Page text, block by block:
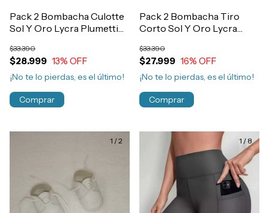
Pack 2 Bombacha Culotte
Sol Y Oro Lycra Plumetti
$28.999
$33.390
13% OFF
¡No te lo pierdas, es el último!
Comprar
Pack 2 Bombacha Tiro
Corto Sol Y Oro Lycra
Art.43232
$27.999
$33.390
16% OFF
¡No te lo pierdas, es el último!
Comprar
1 /2 1 / 8